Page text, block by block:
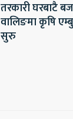
तरकारी घरबाटै
वालिङमा कृषि
सुरु